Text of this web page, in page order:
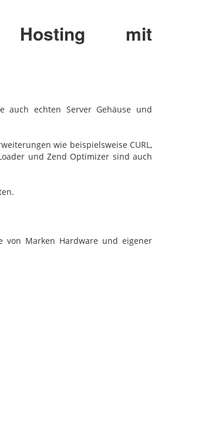
Hosting mit
auch echten Server Gehäuse und
wie beispielsweise CURL,
und Zend Optimizer sind auch
von Marken Hardware und eigener